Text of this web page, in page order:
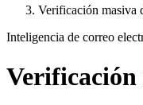
Verificación masiva
Inteligencia de correo
Verificación